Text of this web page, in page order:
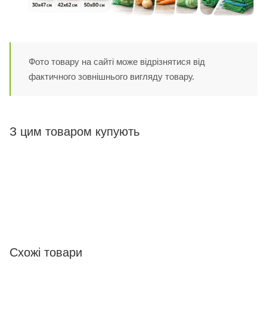
Фото товару на сайті може відрізнятися від
фактичного зовнішнього вигляду товару.
З цим товаром купують
Схожі товари